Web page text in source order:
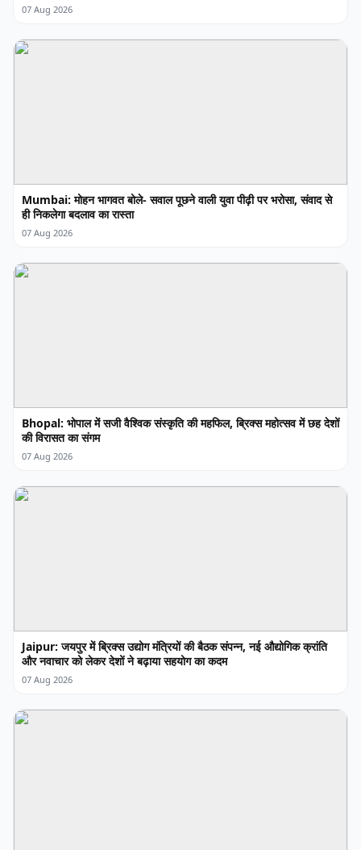
07 Aug 2026
Mumbai: मोहन भागवत बोले- सवाल पूछने वाली युवा पीढ़ी पर भरोसा, संवाद से
ही निकलेगा बदलाव का रास्ता
07 Aug 2026
Bhopal: भोपाल में सजी वैश्विक संस्कृति की महफिल, ब्रिक्स महोत्सव में छह देशों
की विरासत का संगम
07 Aug 2026
Jaipur: जयपुर में ब्रिक्स उद्योग मंत्रियों की बैठक संपन्न, नई औद्योगिक क्रांति
और नवाचार को लेकर देशों ने बढ़ाया सहयोग का कदम
07 Aug 2026